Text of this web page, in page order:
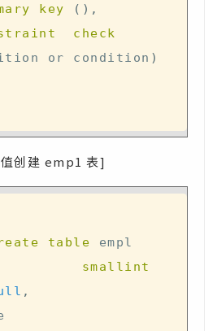
key ( ) ,
check
or condition )
创建 emp1 表]
table empl
smallint
,